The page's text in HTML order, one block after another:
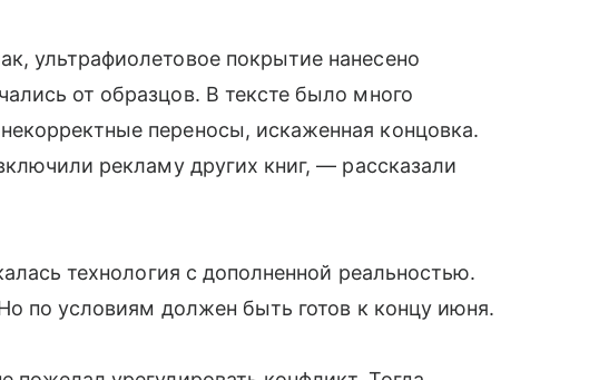
ультрафиолетовое покрытие нанесено
от образцов. В тексте было много
переносы, искаженная концовка.
рекламу других книг, — рассказали
технология с дополненной реальностью.
по условиям должен быть готов к концу июня.